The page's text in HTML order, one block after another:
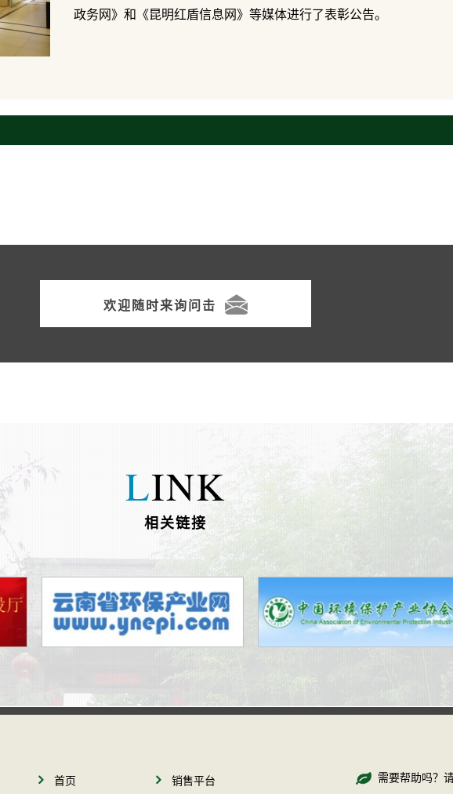
政务网》和《昆明红盾信息网》等媒体进行了表彰公告。
欢迎随时来询问击
LINK
相关链接
首页 销售平台 需要帮助吗？